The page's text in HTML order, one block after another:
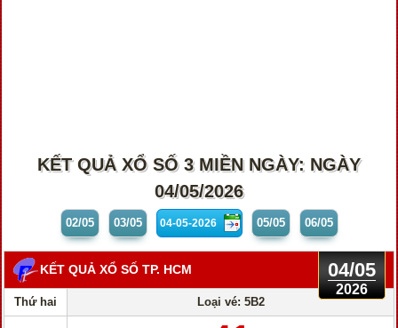
KẾT QUẢ XỔ SỐ 3 MIỀN NGÀY: NGÀY
04/05/2026
02/05 03/05 05/05 06/05
KẾT QUẢ XỔ SỐ TP. HCM 04/05
2026
Thứ hai Loại vé: 5B2